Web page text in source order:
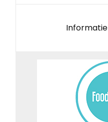
Informatie